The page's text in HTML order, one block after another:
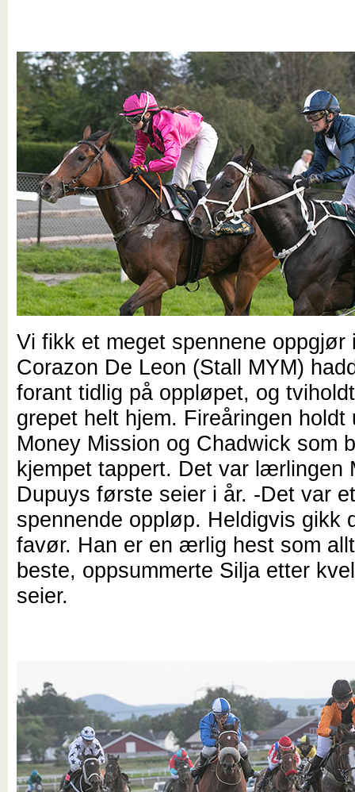
Vi fikk et meget spennene oppgjør
Corazon De Leon (Stall MYM)
forant tidlig på oppløpet, og
grepet helt hjem. Fireåringen holdt
Money Mission og Chadwick som
kjempet tappert. Det var lærlingen
Dupuys første seier i år. -Det var
spennende oppløp. Heldigvis gikk
favør. Han er en ærlig hest som
beste, oppsummerte Silja etter
seier.